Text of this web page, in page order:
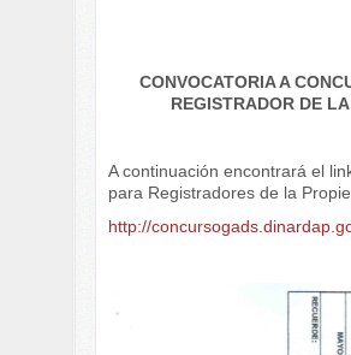
CONVOCATORIA A
REGISTRADOR DE
A continuación encontrará el
para Registradores de la
http://